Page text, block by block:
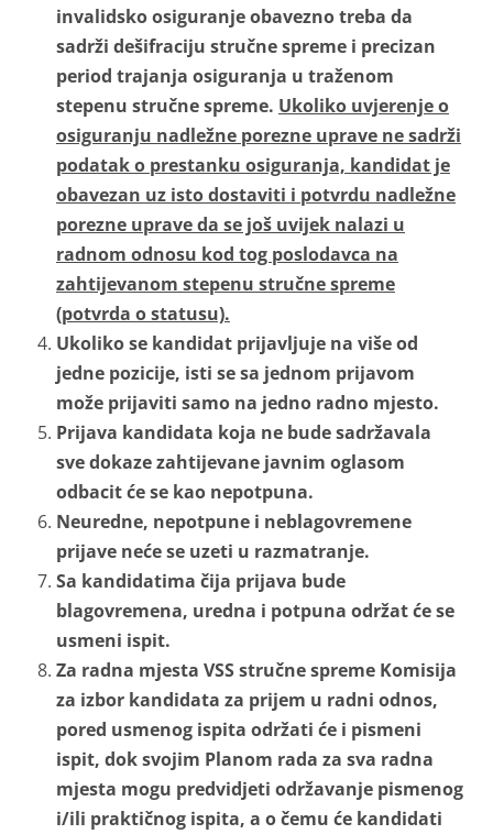
invalidsko osiguranje obavezno treba da
sadrži dešifraciju stručne spreme i precizan
period trajanja osiguranja u traženom
stepenu stručne spreme. Ukoliko uvjerenje o
osiguranju nadležne porezne uprave ne sadrži
podatak o prestanku osiguranja, kandidat je
obavezan uz isto dostaviti i potvrdu nadležne
porezne uprave da se još uvijek nalazi u
radnom odnosu kod tog poslodavca na
zahtijevanom stepenu stručne spreme
(potvrda o statusu).
Ukoliko se kandidat prijavljuje na više od
jedne pozicije, isti se sa jednom prijavom
može prijaviti samo na jedno radno mjesto.
Prijava kandidata koja ne bude sadržavala
sve dokaze zahtijevane javnim oglasom
odbacit će se kao nepotpuna.
Neuredne, nepotpune i neblagovremene
prijave neće se uzeti u razmatranje.
Sa kandidatima čija prijava bude
blagovremena, uredna i potpuna održat će se
usmeni ispit.
Za radna mjesta VSS stručne spreme Komisija
za izbor kandidata za prijem u radni odnos,
pored usmenog ispita održati će i pismeni
ispit, dok svojim Planom rada za sva radna
mjesta mogu predvidjeti održavanje pismenog
i/ili praktičnog ispita, a o čemu će kandidati